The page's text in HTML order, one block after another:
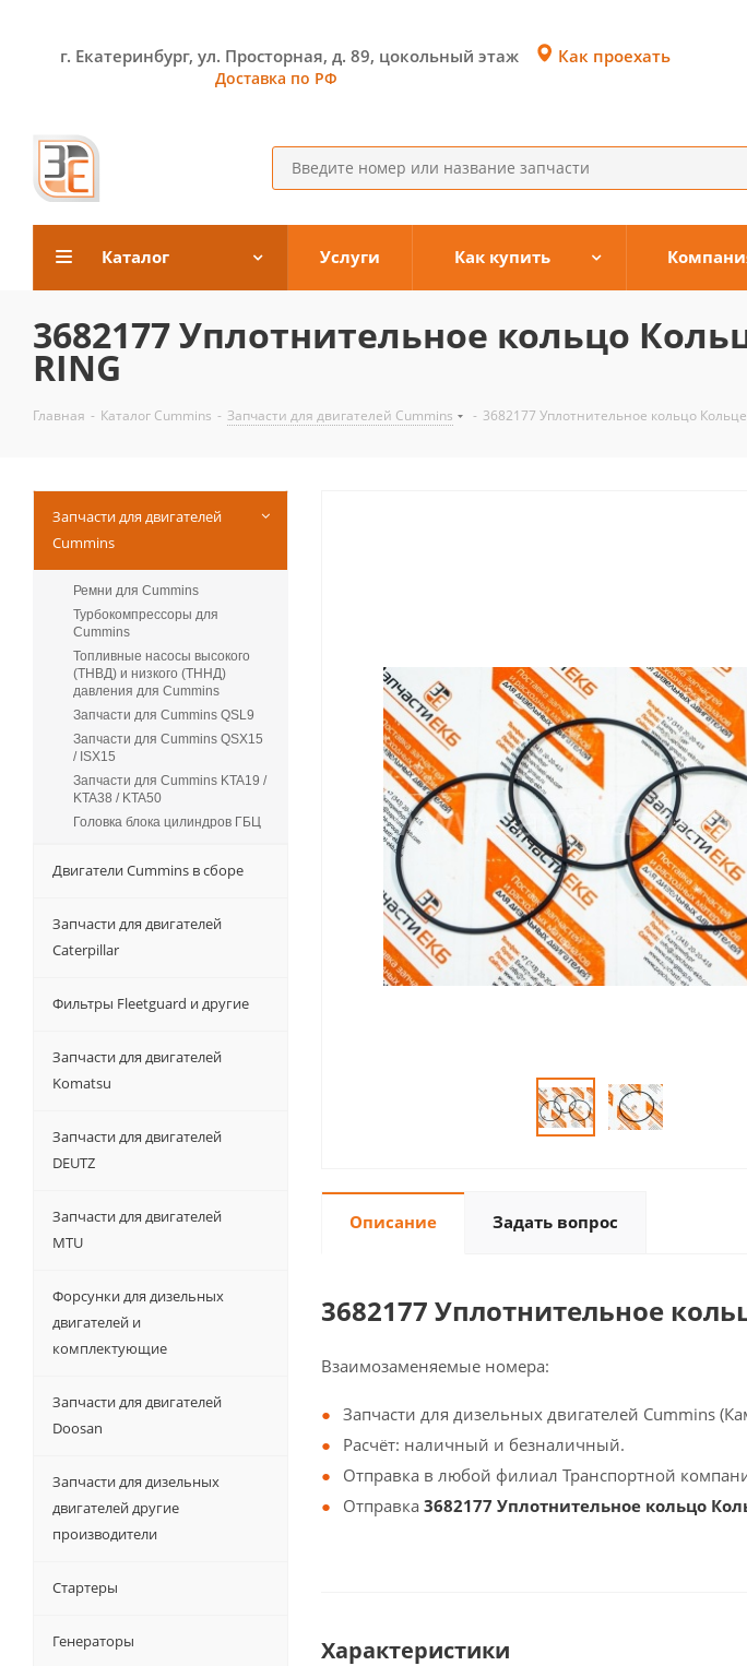
г. Екатеринбург, ул. Просторная, д. 89, цокольный этаж
Доставка по РФ
Как проехать
Каталог Услуги Как купить
3682177 Уплотнительное кольцо
RING
Главная - Каталог Cummins - Запчасти для двигателей Cummins - 3682177 Уплотнительное кольцо
Описание Задать вопрос
3682177 Уплотнительное
Взаимозаменяемые номера:
Запчасти для дизельных двигателей Cummins
Расчёт: наличный и безналичный.
Отправка в любой филиал Транспортной
Отправка 3682177 Уплотнительное кольцо
Характеристики
Запчасти для двигателей
Cummins
Ремни для Cummins
Турбокомпрессоры для
Сummins
Топливные насосы высокого
(ТНВД) и низкого (ТННД)
давления для Cummins
Запчасти для Cummins QSL9
Запчасти для Cummins QSX15
/ ISX15
Запчасти для Cummins KTA19 /
KTA38 / KTA50
Головка блока цилиндров ГБЦ
Двигатели Cummins в сборе
Запчасти для двигателей
Caterpillar
Фильтры Fleetguard и другие
Запчасти для двигателей
Komatsu
Запчасти для двигателей
DEUTZ
Запчасти для двигателей
MTU
Форсунки для дизельных
двигателей и
комплектующие
Запчасти для двигателей
Doosan
Запчасти для дизельных
двигателей другие
производители
Стартеры
Генераторы